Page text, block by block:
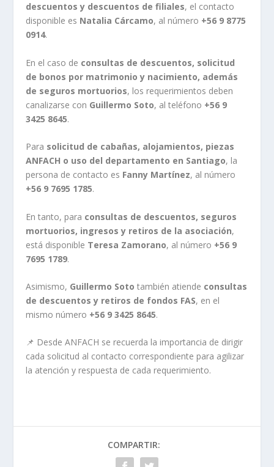
descuentos y descuentos de filiales, el contacto
disponible es Natalia Cárcamo, al número +56 9 8775
0914.
En el caso de consultas de descuentos, solicitud
de bonos por matrimonio y nacimiento, además
de seguros mortuorios, los requerimientos deben
canalizarse con Guillermo Soto, al teléfono +56 9
3425 8645.
Para solicitud de cabañas, alojamientos, piezas
ANFACH o uso del departamento en Santiago, la
persona de contacto es Fanny Martínez, al número
+56 9 7695 1785.
En tanto, para consultas de descuentos, seguros
mortuorios, ingresos y retiros de la asociación,
está disponible Teresa Zamorano, al número +56 9
7695 1789.
Asimismo, Guillermo Soto también atiende consultas
de descuentos y retiros de fondos FAS, en el
mismo número +56 9 3425 8645.
📌 Desde ANFACH se recuerda la importancia de dirigir
cada solicitud al contacto correspondiente para agilizar
la atención y respuesta de cada requerimiento.
COMPARTIR: